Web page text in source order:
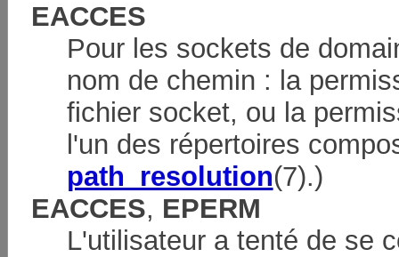
EACCES
Pour les sockets de
nom de chemin : la
fichier socket, ou la
l'un des répertoires
path_resolution(7).)
EACCES, EPERM
L'utilisateur a tenté de se